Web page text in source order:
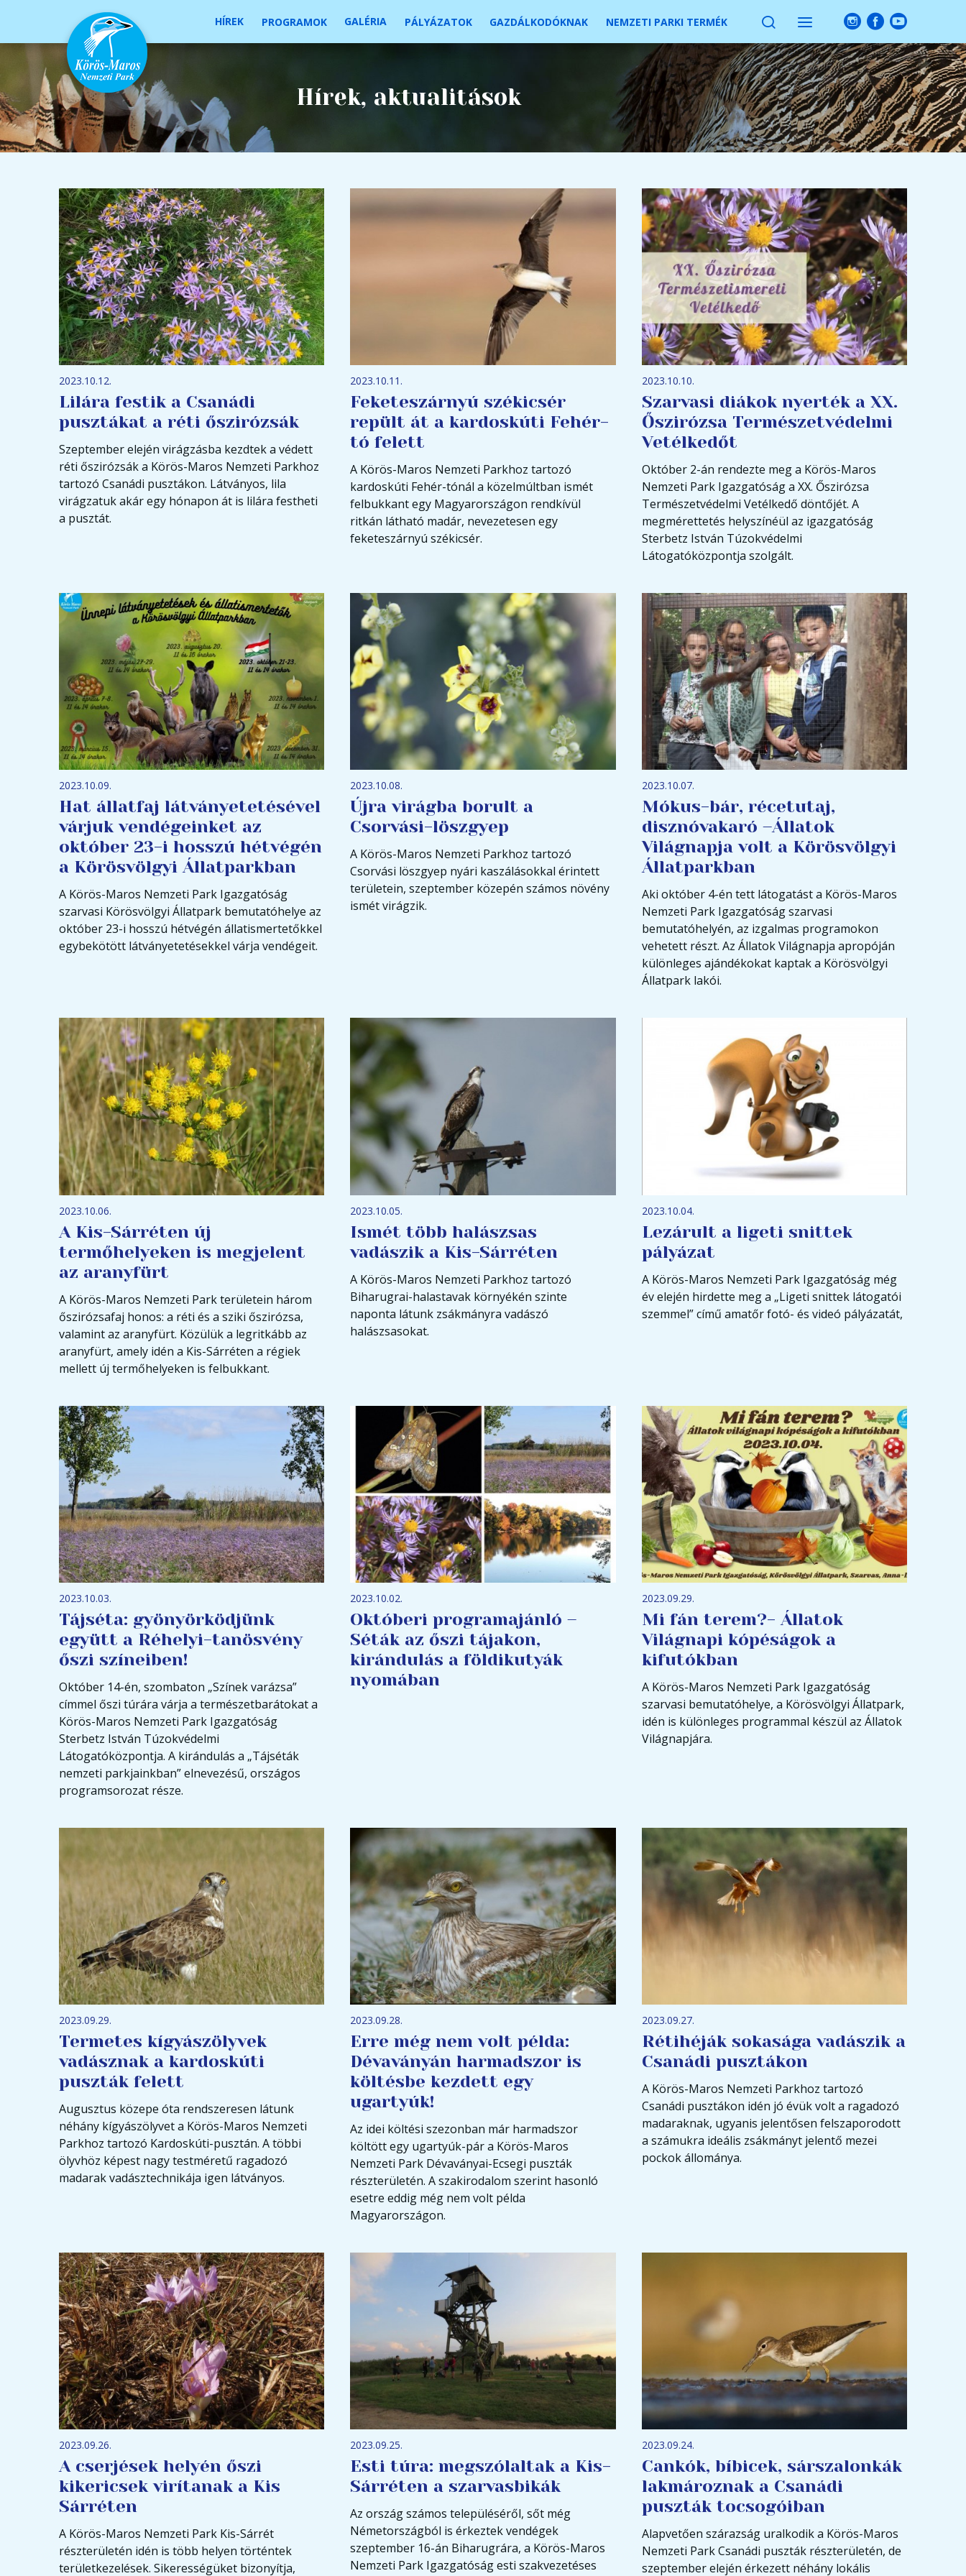
HÍREK PROGRAMOK GALÉRIA PÁLYÁZATOK GAZDÁLKODÓKNAK NEMZETI PARKI TERMÉK
Hírek, aktualitások
2023.10.12.
Lilára festik a Csanádi
pusztákat a réti őszirózsák
Szeptember elején virágzásba kezdtek a védett
réti őszirózsák a Körös-Maros Nemzeti Parkhoz
tartozó Csanádi pusztákon. Látványos, lila
virágzatuk akár egy hónapon át is lilára festheti
a pusztát.
2023.10.11.
Feketeszárnyú székicsér
repült át a kardoskúti Fehér-
tó felett
A Körös-Maros Nemzeti Parkhoz tartozó
kardoskúti Fehér-tónál a közelmúltban ismét
felbukkant egy Magyarországon rendkívül
ritkán látható madár, nevezetesen egy
feketeszárnyú székicsér.
2023.10.10.
Szarvasi diákok nyerték a XX.
Őszirózsa Természetvédelmi
Vetélkedőt
Október 2-án rendezte meg a Körös-Maros
Nemzeti Park Igazgatóság a XX. Őszirózsa
Természetvédelmi Vetélkedő döntőjét. A
megmérettetés helyszínéül az igazgatóság
Sterbetz István Túzokvédelmi
Látogatóközpontja szolgált.
2023.10.09.
Hat állatfaj látványetetésével
várjuk vendégeinket az
október 23-i hosszú hétvégén
a Körösvölgyi Állatparkban
A Körös-Maros Nemzeti Park Igazgatóság
szarvasi Körösvölgyi Állatpark bemutatóhelye az
október 23-i hosszú hétvégén állatismertetőkkel
egybekötött látványetetésekkel várja vendégeit.
2023.10.08.
Újra virágba borult a
Csorvási-löszgyep
A Körös-Maros Nemzeti Parkhoz tartozó
Csorvási löszgyep nyári kaszálásokkal érintett
területein, szeptember közepén számos növény
ismét virágzik.
2023.10.07.
Mókus-bár, récetutaj,
disznóvakaró –Állatok
Világnapja volt a Körösvölgyi
Állatparkban
Aki október 4-én tett látogatást a Körös-Maros
Nemzeti Park Igazgatóság szarvasi
bemutatóhelyén, az izgalmas programokon
vehetett részt. Az Állatok Világnapja apropóján
különleges ajándékokat kaptak a Körösvölgyi
Állatpark lakói.
2023.10.06.
A Kis-Sárréten új
termőhelyeken is megjelent
az aranyfürt
A Körös-Maros Nemzeti Park területein három
őszirózsafaj honos: a réti és a sziki őszirózsa,
valamint az aranyfürt. Közülük a legritkább az
aranyfürt, amely idén a Kis-Sárréten a régiek
mellett új termőhelyeken is felbukkant.
2023.10.05.
Ismét több halászsas
vadászik a Kis-Sárréten
A Körös-Maros Nemzeti Parkhoz tartozó
Biharugrai-halastavak környékén szinte
naponta látunk zsákmányra vadászó
halászsasokat.
2023.10.04.
Lezárult a ligeti snittek
pályázat
A Körös-Maros Nemzeti Park Igazgatóság még
év elején hirdette meg a „Ligeti snittek látogatói
szemmel” című amatőr fotó- és videó pályázatát,
2023.10.03.
Tájséta: gyönyörködjünk
együtt a Réhelyi-tanösvény
őszi színeiben!
Október 14-én, szombaton „Színek varázsa”
címmel őszi túrára várja a természetbarátokat a
Körös-Maros Nemzeti Park Igazgatóság
Sterbetz István Túzokvédelmi
Látogatóközpontja. A kirándulás a „Tájséták
nemzeti parkjainkban” elnevezésű, országos
programsorozat része.
2023.10.02.
Októberi programajánló –
Séták az őszi tájakon,
kirándulás a földikutyák
nyomában
2023.09.29.
Mi fán terem?- Állatok
Világnapi kópéságok a
kifutókban
A Körös-Maros Nemzeti Park Igazgatóság
szarvasi bemutatóhelye, a Körösvölgyi Állatpark,
idén is különleges programmal készül az Állatok
Világnapjára.
2023.09.29.
Termetes kígyászölyvek
vadásznak a kardoskúti
puszták felett
Augusztus közepe óta rendszeresen látunk
néhány kígyászölyvet a Körös-Maros Nemzeti
Parkhoz tartozó Kardoskúti-pusztán. A többi
ölyvhöz képest nagy testméretű ragadozó
madarak vadásztechnikája igen látványos.
2023.09.28.
Erre még nem volt példa:
Dévaványán harmadszor is
költésbe kezdett egy
ugartyúk!
Az idei költési szezonban már harmadszor
költött egy ugartyúk-pár a Körös-Maros
Nemzeti Park Dévaványai-Ecsegi puszták
részterületén. A szakirodalom szerint hasonló
esetre eddig még nem volt példa
Magyarországon.
2023.09.27.
Rétihéják sokasága vadászik a
Csanádi pusztákon
A Körös-Maros Nemzeti Parkhoz tartozó
Csanádi pusztákon idén jó évük volt a ragadozó
madaraknak, ugyanis jelentősen felszaporodott
a számukra ideális zsákmányt jelentő mezei
pockok állománya.
2023.09.26.
A cserjések helyén őszi
kikericsek virítanak a Kis
Sárréten
A Körös-Maros Nemzeti Park Kis-Sárrét
részterületén idén is több helyen történtek
területkezelések. Sikerességüket bizonyítja,
2023.09.25.
Esti túra: megszólaltak a Kis-
Sárréten a szarvasbikák
Az ország számos településéről, sőt még
Németországból is érkeztek vendégek
szeptember 16-án Biharugrára, a Körös-Maros
Nemzeti Park Igazgatóság esti szakvezetéses
2023.09.24.
Cankók, bíbicek, sárszalonkák
lakmároznak a Csanádi
puszták tocsogóiban
Alapvetően szárazság uralkodik a Körös-Maros
Nemzeti Park Csanádi puszták részterületén, de
szeptember elején érkezett néhány lokális